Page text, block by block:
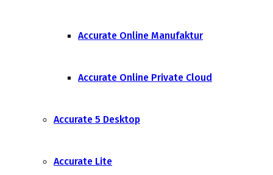
Accurate Online Manufaktur
Accurate Online Private Cloud
Accurate 5 Desktop
Accurate Lite